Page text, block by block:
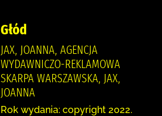
Głód
JAX, JOANNA, AGENCJA
WYDAWNICZO-REKLAMOWA
SKARPA WARSZAWSKA, JAX,
JOANNA
Rok wydania: copyright 2022.